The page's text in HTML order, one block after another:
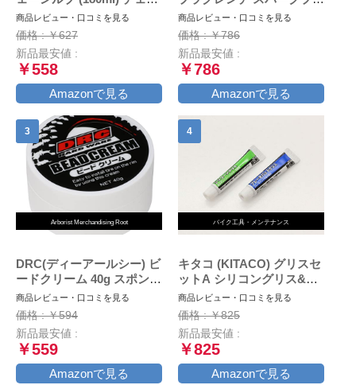
ン専用プレミアム潤滑剤 [
品番 ] 1068 [HTRC2.1]
商品レビュー・口コミを見る
価格 : ￥627
新品最安値 :
￥558
Amazonで見る
グレンチ バイク用
(16mm・18mm・21mmに
対応) 収納袋付 8844
商品レビュー・口コミを見る
価格 : ￥786
新品最安値 :
￥786
Amazonで見る
Arborist Merchandising Root
DRC(ディーアールシー) ビ
ードクリーム 40g スポンジ
付属
商品レビュー・口コミを見る
価格 : ￥594
新品最安値 :
￥559
Amazonで見る
バイク工具・メンテナンス
キタコ (KITACO) グリスセ
ットA シリコングリス&ブ
レーキバッドグリス 各1本
AZ969-001
商品レビュー・口コミを見る
価格 : ￥825
新品最安値 :
￥825
Amazonで見る